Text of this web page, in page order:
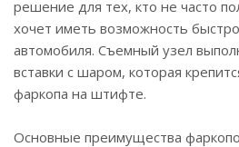
решение для тех, кто не часто
хочет иметь возможность
автомобиля. Съемный узел
вставки с шаром, которая
фаркопа на штифте.
Основные преимущества